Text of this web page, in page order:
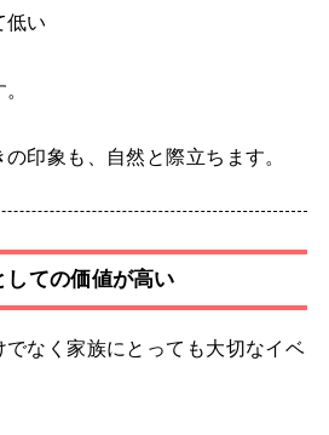
低い
印象も、自然と際立ちます。
ての価値が高い
なく家族にとっても大切なイベ